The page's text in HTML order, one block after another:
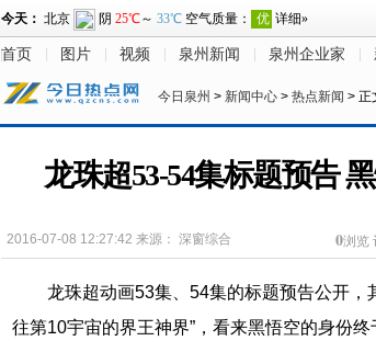
首页 图片 视频 泉州新闻 泉州企业家
今日泉州 > 新闻中心 > 热点新闻 > 正
龙珠超53-54集标题预告
2016-07-08 12:27:42 来源： 深窗综合 0浏览
龙珠超动画53集、54集的标题预告公开
往第10宇宙的界王神界”，看来黑悟空的身份